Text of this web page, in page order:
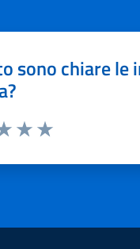
sono chiare